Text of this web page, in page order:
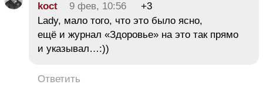
koct 9 фев, 10:56
+3
Lady, мало того, что это было ясно,
ещё и журнал «Здоровье» на это так прямо
и указывал…:))
Ответить